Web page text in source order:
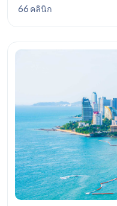
66 คลินิก